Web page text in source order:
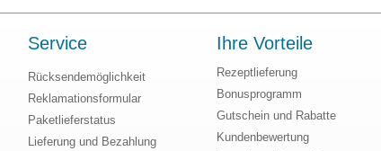
Service
Rücksendemöglichkeit
Reklamationsformular
Paketlieferstatus
Lieferung und Bezahlung
Ihre Vorteile
Rezeptlieferung
Bonusprogramm
Gutschein und Rabatte
Kundenbewertung